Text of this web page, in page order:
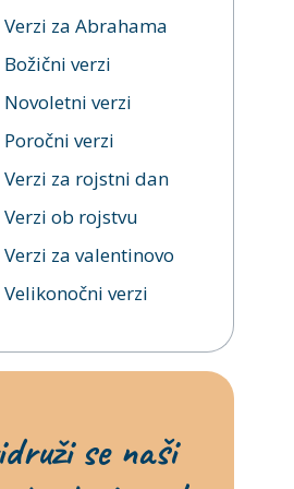
Verzi za Abrahama
Božični verzi
Novoletni verzi
Poročni verzi
Verzi za rojstni dan
Verzi ob rojstvu
Verzi za valentinovo
Velikonočni verzi
se naši